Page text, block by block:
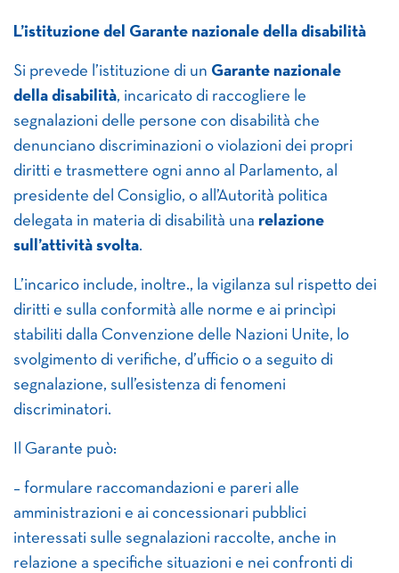
L’istituzione del Garante nazionale della disabilità
Si prevede l’istituzione di un Garante nazionale
della disabilità, incaricato di raccogliere le
segnalazioni delle persone con disabilità che
denunciano discriminazioni o violazioni dei propri
diritti e trasmettere ogni anno al Parlamento, al
presidente del Consiglio, o all’Autorità politica
delegata in materia di disabilità una relazione
sull’attività svolta.
L’incarico include, inoltre., la vigilanza sul rispetto dei
diritti e sulla conformità alle norme e ai princìpi
stabiliti dalla Convenzione delle Nazioni Unite, lo
svolgimento di verifiche, d’ufficio o a seguito di
segnalazione, sull’esistenza di fenomeni
discriminatori.
Il Garante può:
– formulare raccomandazioni e pareri alle
amministrazioni e ai concessionari pubblici
interessati sulle segnalazioni raccolte, anche in
relazione a specifiche situazioni e nei confronti di